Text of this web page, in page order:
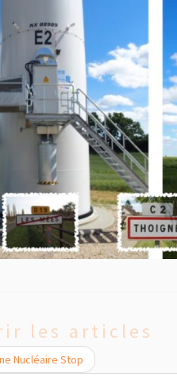
les articles
Nucléaire Stop